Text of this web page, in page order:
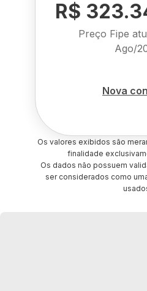
R$
Preço Fipe
Ago/
Nova
Os valores exibidos são
finalidade
Os dados não possuem
ser considerados como